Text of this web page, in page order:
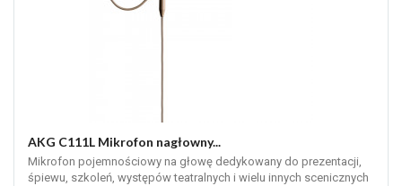
AKG C111L Mikrofon nagłowny...
Mikrofon pojemnościowy na głowę dedykowany do prezentacji,
śpiewu, szkoleń, występów teatralnych i wielu innych scenicznych